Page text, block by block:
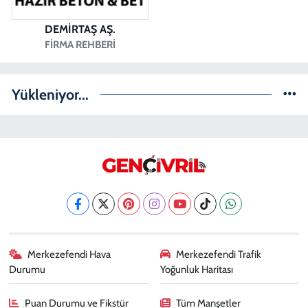
DEMİRTAŞ AŞ.
FIRMA REHBERI
Yükleniyor...
Merkezefendi Hava
Durumu
Merkezefendi Trafik
Yoğunluk Haritası
Puan Durumu ve Fikstür Tüm Manşetler